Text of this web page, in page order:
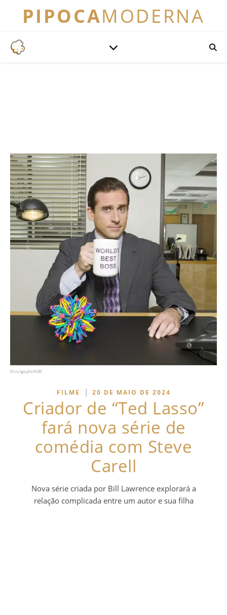
PIPOCAMODERNA
Divulgação/NBC
FILME | 20 DE MAIO DE 2024
Criador de “Ted Lasso”
fará nova série de
comédia com Steve
Carell
Nova série criada por Bill Lawrence explorará a
relação complicada entre um autor e sua filha